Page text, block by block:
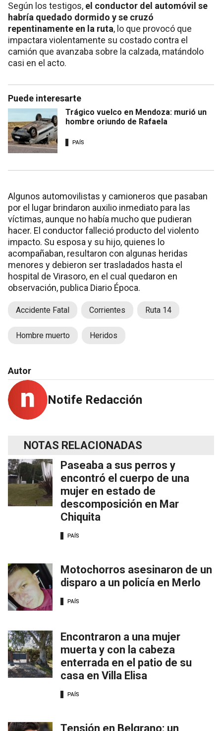
Según los testigos, el conductor del automóvil se
habría quedado dormido y se cruzó
repentinamente en la ruta, lo que provocó que
impactara violentamente su costado contra el
camión que avanzaba sobre la calzada, matándolo
casi en el acto.
Puede interesarte
Trágico vuelco en Mendoza: murió un
hombre oriundo de Rafaela
PAÍS
Algunos automovilistas y camioneros que pasaban
por el lugar brindaron auxilio inmediato para las
víctimas, aunque no había mucho que pudieran
hacer. El conductor falleció producto del violento
impacto. Su esposa y su hijo, quienes lo
acompañaban, resultaron con algunas heridas
menores y debieron ser trasladados hasta el
hospital de Virasoro, en el cual quedaron en
observación, publica Diario Época.
Accidente Fatal Corrientes Ruta 14
Hombre muerto Heridos
Autor
Notife Redacción
NOTAS RELACIONADAS
Paseaba a sus perros y
encontró el cuerpo de una
mujer en estado de
descomposición en Mar
Chiquita
PAÍS
Motochorros asesinaron de un
disparo a un policía en Merlo
PAÍS
Encontraron a una mujer
muerta y con la cabeza
enterrada en el patio de su
casa en Villa Elisa
PAÍS
Tensión en Belgrano: un